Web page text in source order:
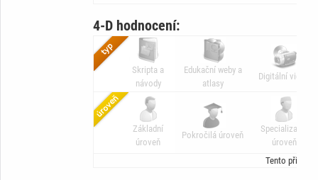
4-D hodnocení:
Skripta a
návody
Edukační weby a
atlasy
Digitální video
Základní
úroveň
Pokročilá úroveň
Specializační
úroveň
Tento